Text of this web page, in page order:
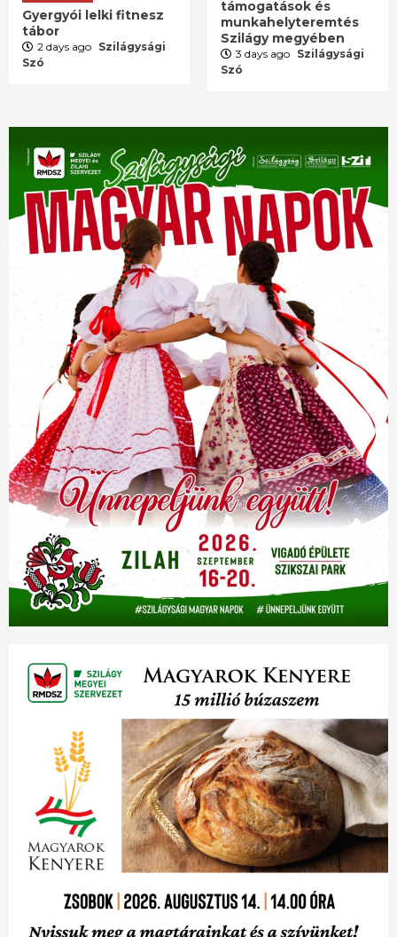
Gyergyói lelki fitnesz
tábor
2 days ago Szilágysági
Szó
támogatások és
munkahelyteremtés
Szilágy megyében
3 days ago Szilágysági
Szó